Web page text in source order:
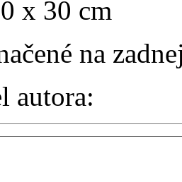
x 30 cm
na
autora: